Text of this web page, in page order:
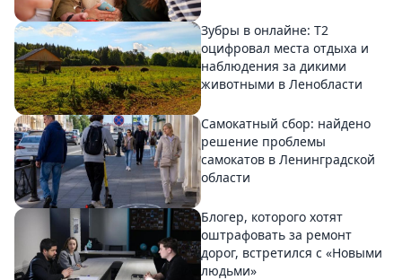
Зубры в онлайне: Т2
оцифровал места отдыха и
наблюдения за дикими
животными в Ленобласти
Самокатный сбор: найдено
решение проблемы
самокатов в Ленинградской
области
Блогер, которого хотят
оштрафовать за ремонт
дорог, встретился с «Новыми
людьми»